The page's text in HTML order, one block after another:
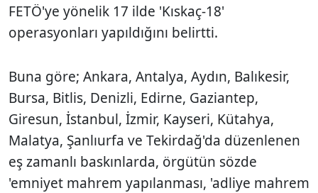
FETÖ'ye yönelik 17 ilde 'Kıskaç-18'
operasyonları yapıldığını belirtti.
Buna göre; Ankara, Antalya, Aydın, Balıkesir,
Bursa, Bitlis, Denizli, Edirne, Gaziantep,
Giresun, İstanbul, İzmir, Kayseri, Kütahya,
Malatya, Şanlıurfa ve Tekirdağ'da düzenlenen
eş zamanlı baskınlarda, örgütün sözde
'emniyet mahrem yapılanması, 'adliye mahrem